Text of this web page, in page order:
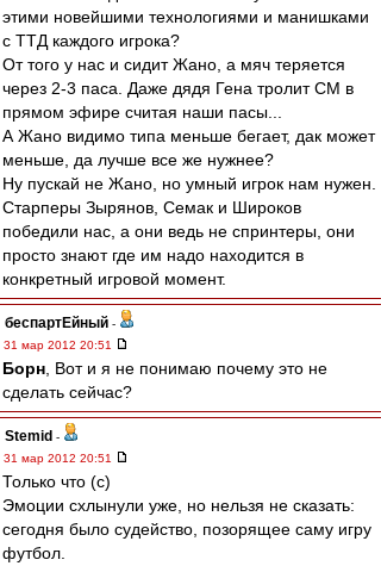
этими новейшими технологиями и манишками
с ТТД каждого игрока?
От того у нас и сидит Жано, а мяч теряется
через 2-3 паса. Даже дядя Гена тролит СМ в
прямом эфире считая наши пасы...
А Жано видимо типа меньше бегает, дак может
меньше, да лучше все же нужнее?
Ну пускай не Жано, но умный игрок нам нужен.
Старперы Зырянов, Семак и Широков
победили нас, а они ведь не спринтеры, они
просто знают где им надо находится в
конкретный игровой момент.
беспартЕйный -
31 мар 2012 20:51
Борн , Вот и я не понимаю почему это не
сделать сейчас?
Stemid -
31 мар 2012 20:51
Только что (с)
Эмоции схлынули уже, но нельзя не сказать:
сегодня было судейство, позорящее саму игру
футбол.